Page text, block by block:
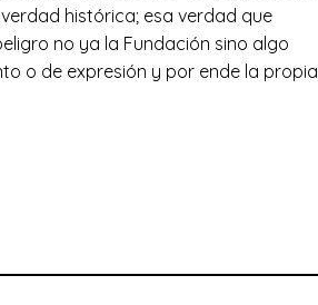
histórica; esa verdad que
no ya la Fundación sino algo
o de expresión y por ende la propia